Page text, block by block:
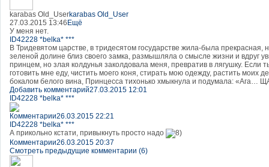
karabas Old_Userkarabas Old_User
27.03.2015 13:46 Ещё
У меня нет.
ID42228 *belka* ***
В Тридевятом царстве, в тридесятом государстве жила-была
зеленой долине близ своего замка, размышляла о смысле жизни и вдруг
принцем, но злая колдунья заколдовала меня, превратив в лягушку.
готовить мне еду, чистить моего коня, стирать мою одежду, растить
бокалом белого вина, Принцесса тихонько хмыкнула и подумала: «Ага…
Добавить комментарий27.03.2015 12:01
ID42228 *belka* ***
Комментарии26.03.2015 22:21
ID42228 *belka* ***
А прикольно кстати, привыкнуть просто надо
Комментарии26.03.2015 20:37
Смотреть предыдущие комментарии (6)